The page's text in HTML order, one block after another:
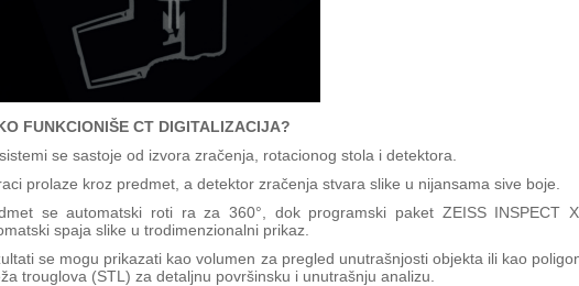
FUNKCIONIŠE CT DIGITALIZACIJA?
se sastoje od izvora zračenja, rotacionog stola i detektora.
prolaze kroz predmet, a detektor zračenja stvara slike u nijansama sive boje.
se automatski roti ra za 360°, dok programski paket ZEISS INSPECT
spaja slike u trodimenzionalni prikaz.
se mogu prikazati kao volumen za pregled unutrašnjosti objekta ili kao
trouglova (STL) za detaljnu površinsku i unutrašnju analizu.